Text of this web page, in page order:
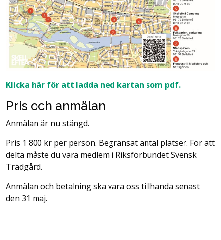
Klicka här för att ladda ned kartan som pdf.
Pris och anmälan
Anmälan är nu stängd.
Pris 1 800 kr per person. Begränsat antal platser. För att
delta måste du vara medlem i Riksförbundet Svensk
Trädgård.
Anmälan och betalning ska vara oss tillhanda senast
den 31 maj.